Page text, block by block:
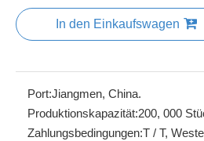
In den Einkaufswagen
Port:Jiangmen, China.
Produktionskapazität:200, 000
Zahlungsbedingungen:T / T,